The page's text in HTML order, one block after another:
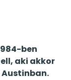
ben
aki akkor